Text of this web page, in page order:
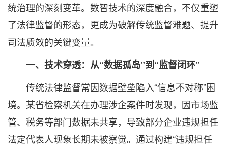
统治理的深刻变革。数智技术的深度融合，不仅重塑
了法律监督的形态，更成为破解传统监督难题、提升
司法质效的关键变量。
一、技术穿透：从“数据孤岛”到“监督闭环”
传统法律监督常因数据壁垒陷入“信息不对称”困
境。某省检察机关在办理涉企案件时发现，因市场监
管、税务等部门数据未共享，导致部分企业违规担任
法定代表人现象长期未被察觉。通过构建“违规担任